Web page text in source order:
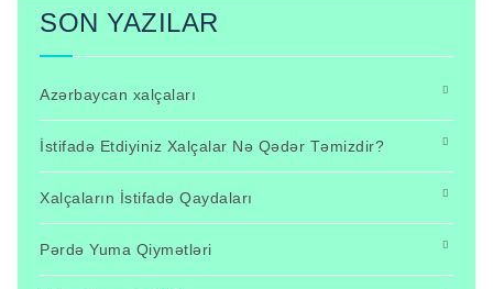
SON YAZILAR
Azərbaycan xalçaları
İstifadə Etdiyiniz Xalçalar Nə Qədər Təmizdir?
Xalçaların İstifadə Qaydaları
Pərdə Yuma Qiymətləri